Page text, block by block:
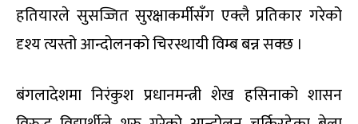
हतियारले सुसज्जित सुरक्षाकर्मीसँग एक्लै प्रतिकार गरेको
दृश्य त्यस्तो आन्दोलनको चिरस्थायी विम्ब बन्न सक्छ ।
बंगलादेशमा निरंकुश प्रधानमन्त्री शेख हसिनाको शासन